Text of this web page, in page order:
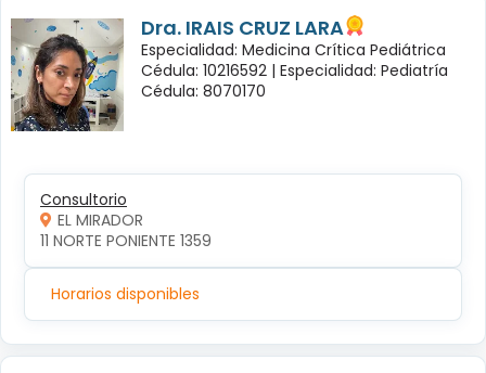
Dra. IRAIS CRUZ LARA
Especialidad: Medicina Crítica Pediátrica
Cédula: 10216592 | Especialidad: Pediatría
Cédula: 8070170
Consultorio
EL MIRADOR
11 NORTE PONIENTE 1359
Horarios disponibles